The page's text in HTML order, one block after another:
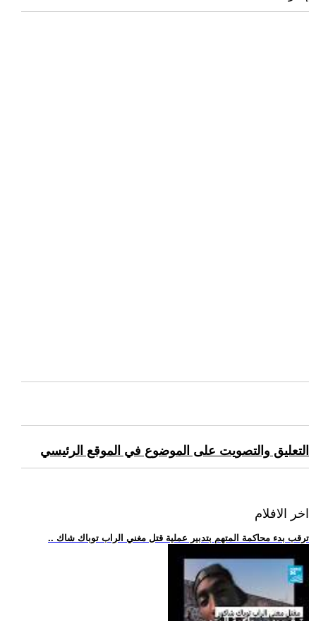
التعليق والتصويت على الموضوع في الموقع الرئيسي
اخر الافلام
.. ترقب بدء محاكمة المتهم بتدبير عملية قتل مغني الراب توباك شاك